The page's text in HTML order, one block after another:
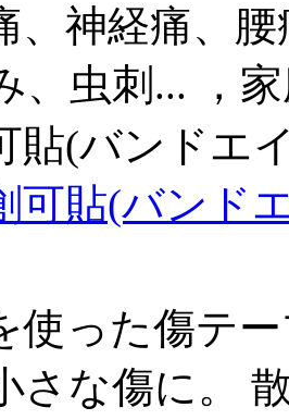
、神経痛、
、虫刺... ，
貼(バンドエ
可貼(バンド
使った傷テ
さな傷に。